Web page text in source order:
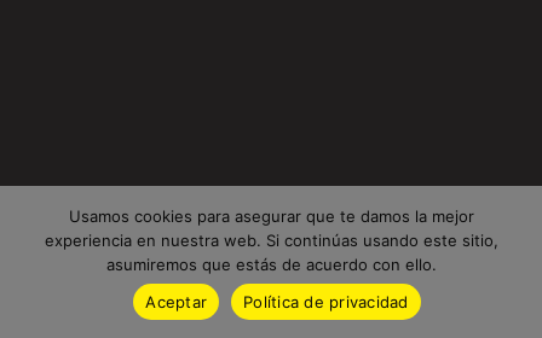
Usamos cookies para asegurar que te damos la mejor
experiencia en nuestra web. Si continúas usando este sitio,
asumiremos que estás de acuerdo con ello.
Aceptar
Política de privacidad